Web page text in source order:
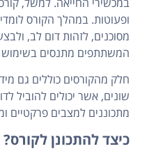
ופעוטות. במהלך הקורס
מסוכנים, לזהות דום לב,
המשתתפים מתנסים בשימוש
חלק מהקורסים כוללים גם
שונים, אשר יכולים להוביל
מתכוננים למצבים פרקטיים
כיצד להתכונן לקורס?